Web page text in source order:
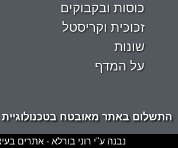
כוסות ובקבוקים
זכוכית וקריסטל
שונות
על המדף
התשלום באתר מאובטח בטכנולוגיית SSL
נבנה ע"י רוני בורלא - אתרים